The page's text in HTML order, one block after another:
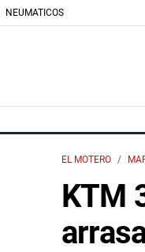
NEUMATICOS
EL MOTERO
KTM